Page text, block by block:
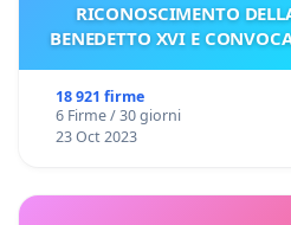
RICONOSCIMENTO
BENEDETTO XVI E
18 921 firme
6 Firme / 30 giorni
23 Oct 2023